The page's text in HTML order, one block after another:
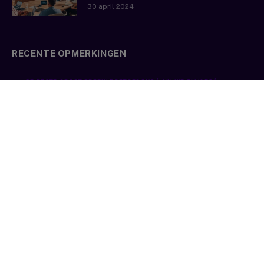
30 april 2024
RECENTE OPMERKINGEN
DE BESTE GROOT BEREIK PORTOFOONS | WALKIE TALKIES |